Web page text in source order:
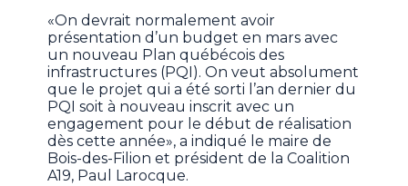
«On devrait normalement avoir
présentation d’un budget en mars avec
un nouveau Plan québécois des
infrastructures (PQI). On veut absolument
que le projet qui a été sorti l’an dernier du
PQI soit à nouveau inscrit avec un
engagement pour le début de réalisation
dès cette année», a indiqué le maire de
Bois-des-Filion et président de la Coalition
A19, Paul Larocque.